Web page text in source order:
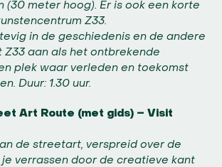
(30 meter hoog). Er is ook een korte
Z33.
in de geschiedenis en de andere
Z33 aan als het ontbrekende
plek waar verleden en toekomst
Duur: 1.30 uur.
Art Route (met gids) – Visit
de streetart, verspreid over de
verrassen door de creatieve kant